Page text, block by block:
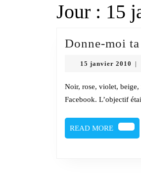
Jour : 15
Donne-moi
15 janvier 2010 15
Noir, rose, violet, beige, rouge et jaune à petits pois…. La semaine dernière les filles ont annoncé la couleur sur
Facebook. L’objectif
READ MORE